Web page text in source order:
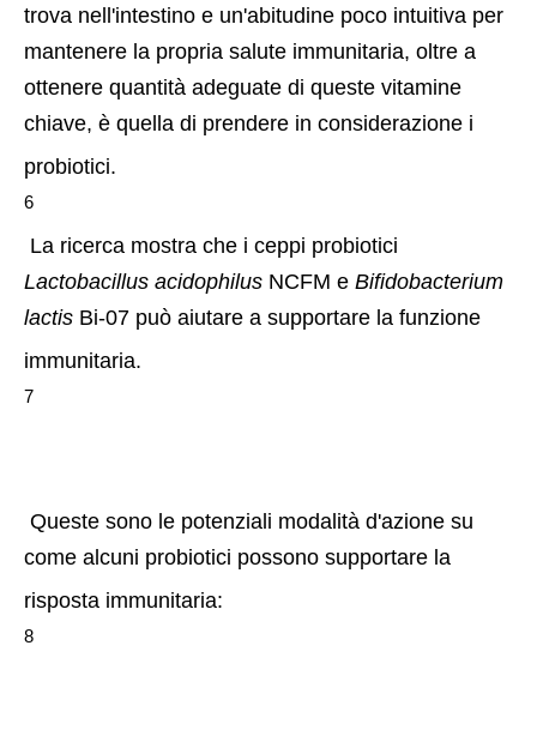
trova nell'intestino e un'abitudine poco intuitiva per
mantenere la propria salute immunitaria, oltre a
ottenere quantità adeguate di queste vitamine
chiave, è quella di prendere in considerazione i
probiotici.
6
Lactobacillus acidophilus NCFM e Bifidobacterium
lactis Bi-07 può aiutare a supportare la funzione
immunitaria.
7
come alcuni probiotici possono supportare la
risposta immunitaria:
8